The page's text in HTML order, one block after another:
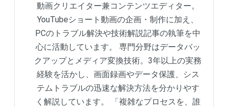
動画クリエイター兼コンテンツエディター。
YouTubeショート動画の企画・制作に加え、
PCのトラブル解決や技術解説記事の執筆を中
心に活動しています。 専門分野はデータバッ
クアップとメディア変換技術。3年以上の実務
経験を活かし、画面録画やデータ保護、シス
テムトラブルの迅速な解決方法を分かりやす
く解説しています。 「複雑なプロセスを、誰